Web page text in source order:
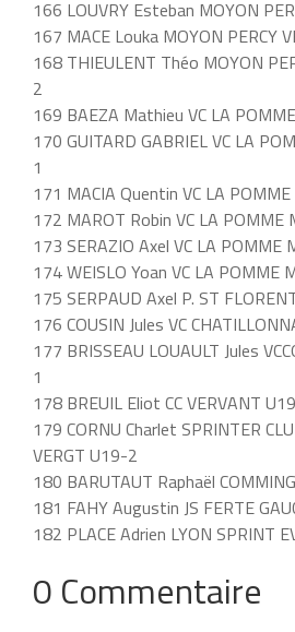
166 LOUVRY Esteban MOYON
167 MACE Louka MOYON PERCY
168 THIEULENT Théo MOYON
2
169 BAEZA Mathieu VC LA
170 GUITARD GABRIEL VC LA
1
171 MACIA Quentin VC LA
172 MAROT Robin VC LA POMME
173 SERAZIO Axel VC LA POMME
174 WEISLO Yoan VC LA POMME
175 SERPAUD Axel P. ST
176 COUSIN Jules VC
177 BRISSEAU LOUAULT Jules
1
178 BREUIL Eliot CC VERVANT
179 CORNU Charlet SPRINTER
VERGT U19-2
180 BARUTAUT Raphaël
181 FAHY Augustin JS FERTE
182 PLACE Adrien LYON SPRINT
0 Commentaire